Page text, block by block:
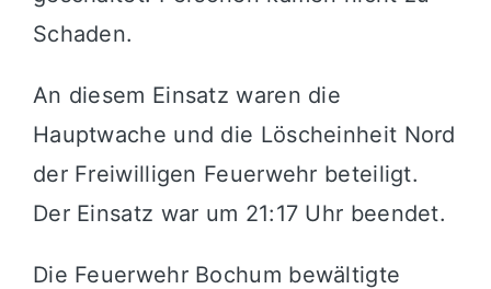
Schaden.
An diesem Einsatz waren die
Hauptwache und die Löscheinheit Nord
der Freiwilligen Feuerwehr beteiligt.
Der Einsatz war um 21:17 Uhr beendet.
Die Feuerwehr Bochum bewältigte